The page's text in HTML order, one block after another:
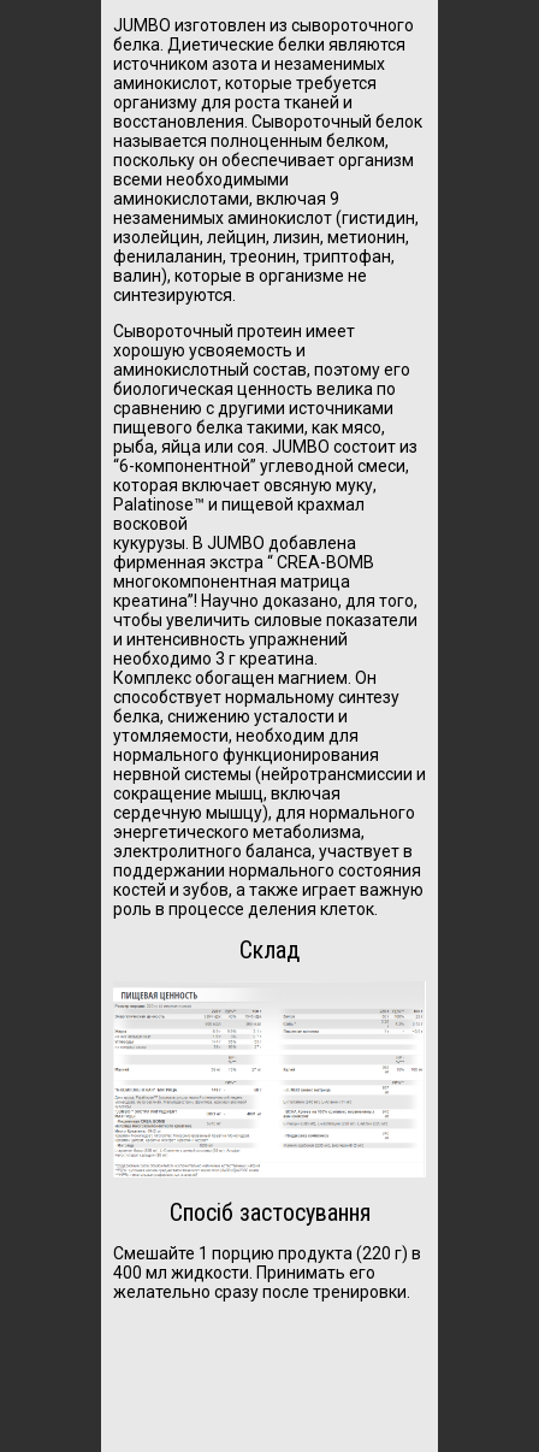
JUMBO изготовлен из сывороточного
белка. Диетические белки являются
источником азота и незаменимых
аминокислот, которые требуется
организму для роста тканей и
восстановления. Сывороточный белок
называется полноценным белком,
поскольку он обеспечивает организм
всеми необходимыми
аминокислотами, включая 9
незаменимых аминокислот (гистидин,
изолейцин, лейцин, лизин, метионин,
фенилаланин, треонин, триптофан,
валин), которые в организме не
синтезируются.
Сывороточный протеин имеет
хорошую усвояемость и
аминокислотный состав, поэтому его
биологическая ценность велика по
сравнению с другими источниками
пищевого белка такими, как мясо,
рыба, яйца или соя. JUMBO состоит из
“6-компонентной” углеводной смеси,
которая включает овсяную муку,
Palatinose™ и пищевой крахмал
восковой
кукурузы. В JUMBO добавлена
фирменная экстра “ CREA-BOMB
многокомпонентная матрица
креатина”! Научно доказано, для того,
чтобы увеличить силовые показатели
и интенсивность упражнений
необходимо 3 г креатина.
Комплекс обогащен магнием. Он
способствует нормальному синтезу
белка, снижению усталости и
утомляемости, необходим для
нормального функционирования
нервной системы (нейротрансмиссии и
сокращение мышц, включая
сердечную мышцу), для нормального
энергетического метаболизма,
электролитного баланса, участвует в
поддержании нормального состояния
костей и зубов, а также играет важную
роль в процессе деления клеток.
Склад
Спосіб застосування
Смешайте 1 порцию продукта (220 г) в
400 мл жидкости. Принимать его
желательно сразу после тренировки.